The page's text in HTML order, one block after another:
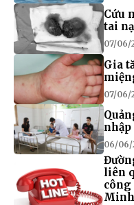
Cứu
tai
07/06/
Gia
07/06/
nhập
06/06/
liên
công
Minh